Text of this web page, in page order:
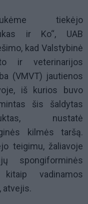
tiekėjo
ir Ko“, UAB
kad Valstybinė
ir veterinarijos
(VMVT) jautienos
iš kurios buvo
šis šaldytas
nustatė
kilmės taršą.
teigimu, žaliavoje
spongiforminės
vadinamos
atvejis.